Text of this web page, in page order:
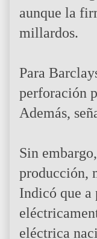
aunque la
millardos.
Para
perforación
Además,
Sin
producción,
Indicó que a
eléctrica